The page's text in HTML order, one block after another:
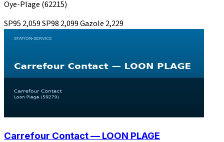
Oye-Plage (62215)
SP95 2,059SP98 2,099Gazole 2,229
Carrefour Contact — LOON PLAGE